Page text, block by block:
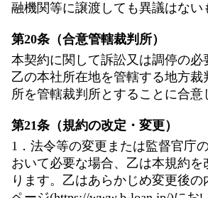
融機関等に譲渡しても異議はない
第20条（合意管轄裁判所）
本契約に関して訴訟又は調停の必
乙の本社所在地を管轄する地方裁
所を管轄裁判所とすることに合意
第21条（規約の改定・変更）
1．法令等の変更または監督官庁
おいて必要な場合、乙は本規約を
ります。乙はあらかじめ変更後